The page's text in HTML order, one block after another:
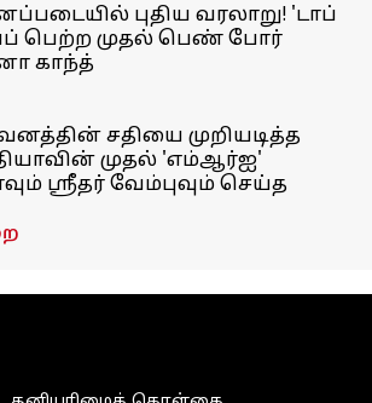
புதிய வரலாறு! 'டாப்
பெற்ற முதல் பெண் போர்
காந்த்
சதியை முறியடித்த
முதல் 'எம்ஆர்ஐ'
ஸ்ரீதர் வேம்புவும் செய்த